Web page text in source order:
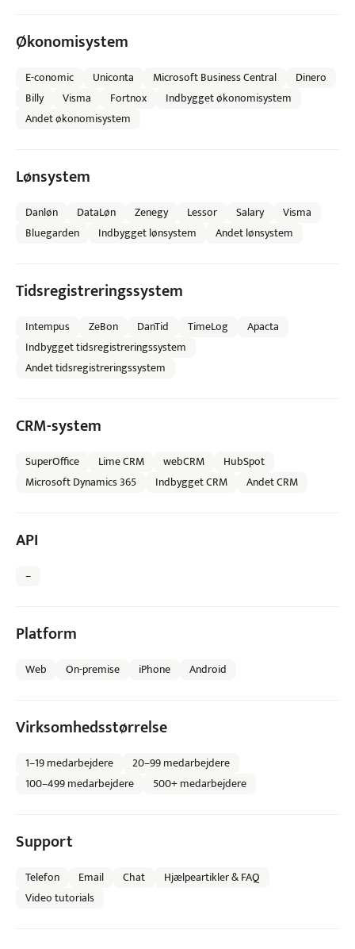
Økonomisystem
E-conomic Uniconta Microsoft Business Central
Dinero
Billy
Visma Fortnox
Indbygget økonomisystem
Andet økonomisystem
Lønsystem
Danløn DataLøn Zenegy Lessor Salary
Visma
Bluegarden
Indbygget lønsystem Andet lønsystem
Tidsregistreringssystem
Intempus ZeBon DanTid TimeLog
Apacta
Indbygget tidsregistreringssystem
Andet tidsregistreringssystem
CRM-system
SuperOffice Lime CRM webCRM
HubSpot
Microsoft Dynamics 365
Indbygget CRM Andet CRM
API
–
Platform
Web On-premise iPhone Android
Virksomhedsstørrelse
1–19 medarbejdere
20–99 medarbejdere
100–499 medarbejdere
500+ medarbejdere
Support
Telefon Email Chat
Hjælpeartikler & FAQ
Video tutorials